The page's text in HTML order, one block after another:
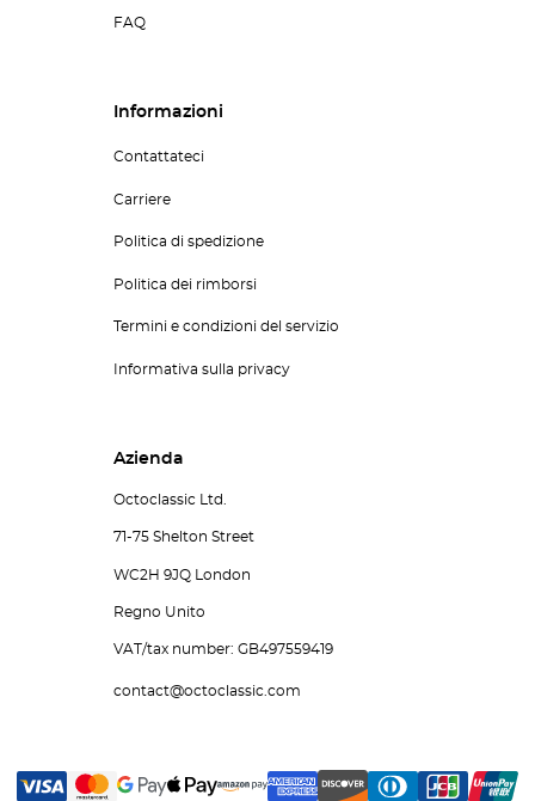
FAQ
Informazioni
Contattateci
Carriere
Politica di spedizione
Politica dei rimborsi
Termini e condizioni del servizio
Informativa sulla privacy
Azienda
Octoclassic Ltd.
71-75 Shelton Street
WC2H 9JQ London
Regno Unito
VAT/tax number: GB497559419
contact@octoclassic.com